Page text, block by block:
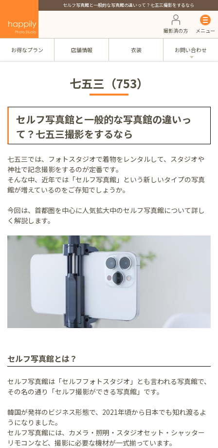
セルフ写真館と一般的な写真館の違いって？七五三撮影をするなら
撮影済の方 メニュー
お得なプラン 店舗情報 衣装 お問い合わせ
七五三（753）
セルフ写真館と一般的な写真館の違いっ
て？七五三撮影をするなら
七五三では、フォトスタジオで着物をレンタルして、スタジオや
神社で記念撮影をするのが定番です。
そんな中、近年では「セルフ写真館」という新しいタイプの写真
館が増えているのをご存知でしょうか。
今回は、首都圏を中心に人気拡大中のセルフ写真館について詳し
く解説します。
セルフ写真館とは？
セルフ写真館は「セルフフォトスタジオ」とも言われる写真館で、
その名の通り「セルフ撮影ができる写真館」です。
韓国が発祥のビジネス形態で、2021年頃から日本でも知れ渡るよ
うになりました。
セルフ写真館には、カメラ・照明・スタジオセット・シャッター
リモコンなど、撮影に必要な機材が一式揃っています。